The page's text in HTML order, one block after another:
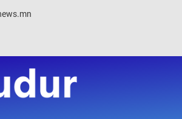
55 мин
оров
цаг 25 мин